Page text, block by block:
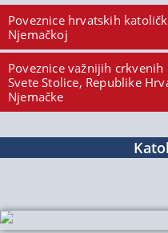
Poveznice hrvatskih
Njemačkoj
Poveznice važnijih
Svete Stolice, Republike
Njemačke